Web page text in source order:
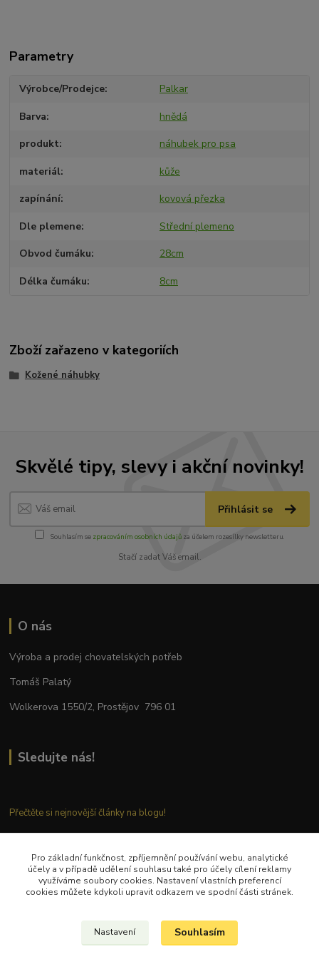
Parametry
Výrobce/Prodejce Palkar
Barva hnědá
produkt náhubek pro psa
materiál kůže
zapínání kovová přezka
Dle plemene Střední plemeno
Obvod čumáku 28cm
Délka čumáku 8cm
Zboží zařazeno v kategoriích
Kožené náhubky
Skvělé tipy, slevy i akční novinky!
Přihlásit se
Souhlasím se zpracováním osobních údajůza účelem rozesílky newsletteru.
Stačí zadat Váš email.
O nás
Výroba a prodej chovatelských potřeb
Tomáš Palatý
Wolkerova 1550/2, Prostějov 796 01
Sledujte nás!
Přečtěte si nejnovější články na blogu!
Kontaktujte nás
Tel.: + 420 777 282 683
Pro základní funkčnost, zpříjemnění používání webu, analytické
účely a v případě udělení souhlasu také pro účely cílení reklamy
využíváme soubory cookies. Nastavení vlastních preferencí
cookies můžete kdykoli upravit odkazem ve spodní části stránek.
Nastavení Souhlasím